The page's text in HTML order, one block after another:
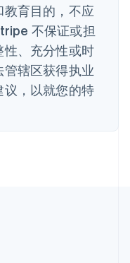
育目的，不应
不保证或担
、充分性或时
辖区获得执业
，以就您的特